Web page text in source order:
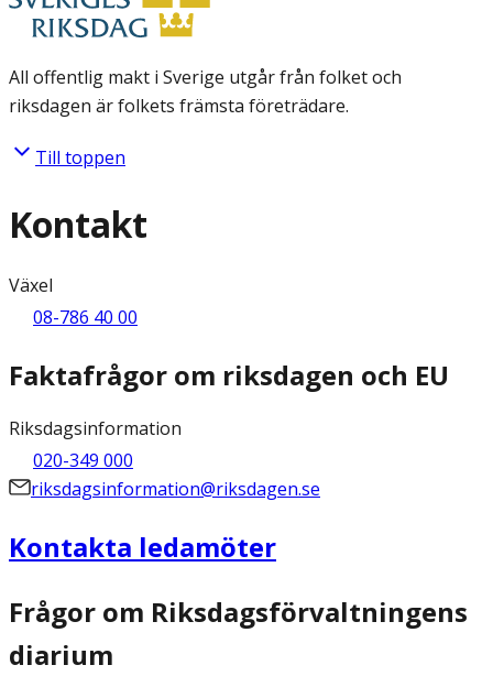
All offentlig makt i Sverige utgår från folket och
riksdagen är folkets främsta företrädare.
Till toppen
Kontakt
Växel
08-786 40 00
Faktafrågor om riksdagen och EU
Riksdagsinformation
020-349 000
riksdagsinformation@riksdagen.se
Kontakta ledamöter
Frågor om Riksdagsförvaltningens
diarium